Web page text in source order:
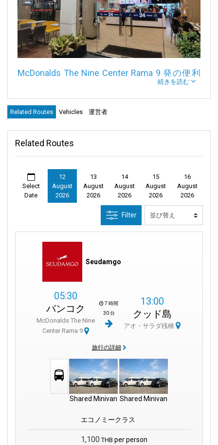
McDonalds The Nine Center Rama 9 発の便利
McDonalds The Nine Center Rama 9
集合場所です。活気あるライフスタイルモール
McDonalds The Nine Center Rama 9 について
賑やかな ラマ9地区 に位置する
McDonalds The Nine Center
Rama 9 は、単なる集合場所ではなく、バンコクやその他の観光
地への出発点です。この集合場所は信頼できる運行会社
によって利用されており、タイ南部や人気の島々へ
のスムーズな移動を提供しています。待ち時間には、近くのレ
ストランやショップ、カフェを楽しむことができます。
へ簡単にアクセスできます。近くにはワット・スリ・ブーンル
アンなどの地元の名所やショッピングエリア、公園もあり、短
南への旅の出発点としても、島々への接続地点としても、
McDonalds The Nine Center Rama 9
所です。食事、買い物、交通手段がすべて揃っており、旅のス
タートをスムーズにしてくれます。
続きを読む
Related Routes Vehicles 運営者
Related Routes
Select
Date
12
August
2026
13
August
2026
14
August
2026
15
August
2026
16
August
2026
Filter
Seudamgo
05:30
バンコク
McDonalds The Nine
Center Rama 9
7 時間
30 分
13:00
クッド島
アオ・サラダ桟橋
旅行の詳細
Shared Minivan Shared Minivan
エコノミークラス
1,100 THB per person